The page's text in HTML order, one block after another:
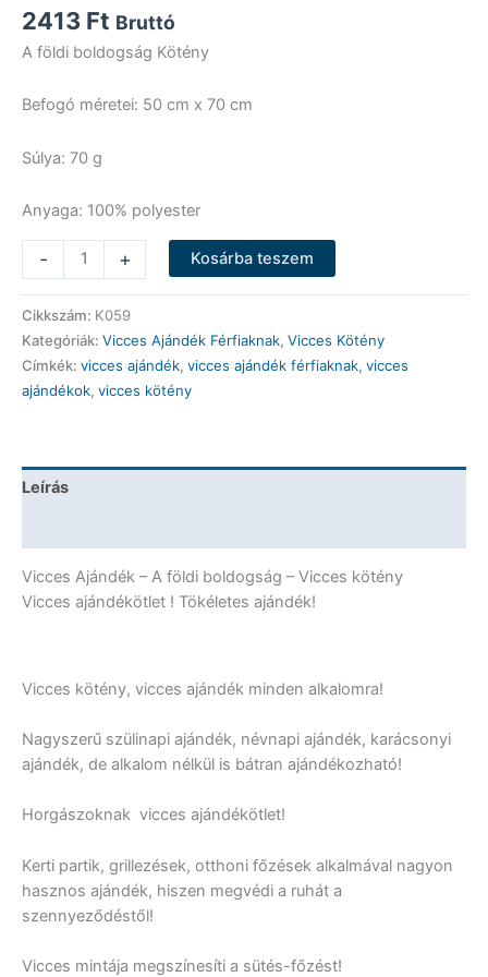
2413 Ft Bruttó
A földi boldogság Kötény
Befogó méretei: 50 cm x 70 cm
Súlya: 70 g
Anyaga: 100% polyester
-
Kötény
-
A
földi
boldogság
-
mennyiség
+ Kosárba teszem
Cikkszám: K059
Kategóriák: Vicces Ajándék Férfiaknak, Vicces Kötény
Címkék: vicces ajándék, vicces ajándék férfiaknak, vicces
ajándékok, vicces kötény
Leírás
Vicces Ajándék – A földi boldogság – Vicces kötény
Vicces ajándékötlet ! Tökéletes ajándék!
Vicces kötény, vicces ajándék minden alkalomra!
Nagyszerű szülinapi ajándék, névnapi ajándék, karácsonyi
ajándék, de alkalom nélkül is bátran ajándékozható!
Horgászoknak vicces ajándékötlet!
Kerti partik, grillezések, otthoni főzések alkalmával nagyon
hasznos ajándék, hiszen megvédi a ruhát a
szennyeződéstől!
Vicces mintája megszínesíti a sütés-főzést!